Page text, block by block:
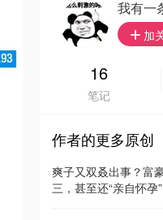
我有一
加
16
笔记
作者的更多原创
爽子又双叒出事？富
三，甚至还“亲自怀孕”